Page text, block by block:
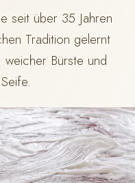
seit über 35 Jahren
Tradition gelernt
Bürste und